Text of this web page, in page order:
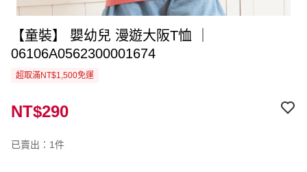
【童裝】 嬰幼兒 漫遊大阪T恤 ｜
06106A0562300001674
超取滿NT$1,500免運
NT$290
已賣出：1件